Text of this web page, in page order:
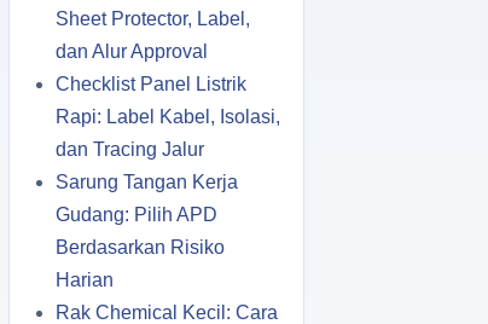
Sheet Protector, Label,
dan Alur Approval
Checklist Panel Listrik
Rapi: Label Kabel, Isolasi,
dan Tracing Jalur
Sarung Tangan Kerja
Gudang: Pilih APD
Berdasarkan Risiko
Harian
Rak Chemical Kecil: Cara